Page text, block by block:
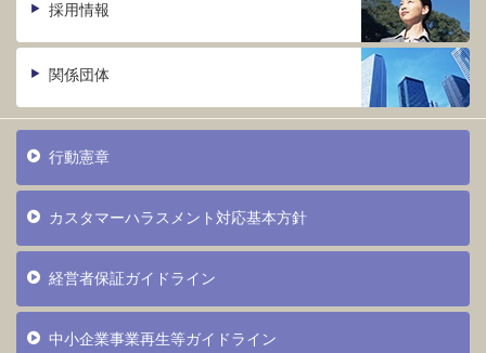
採用情報
関係団体
行動憲章
カスタマーハラスメント対応基本方針
経営者保証ガイドライン
中小企業事業再生等ガイドライン